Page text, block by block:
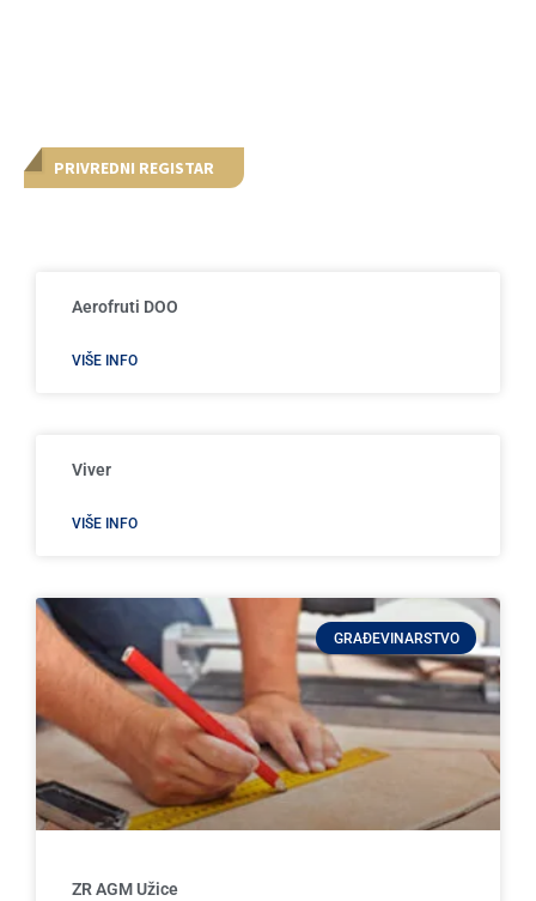
PRIVREDNI REGISTAR
Aerofruti DOO
VIŠE INFO
Viver
VIŠE INFO
GRAĐEVINARSTVO
ZR AGM Užice